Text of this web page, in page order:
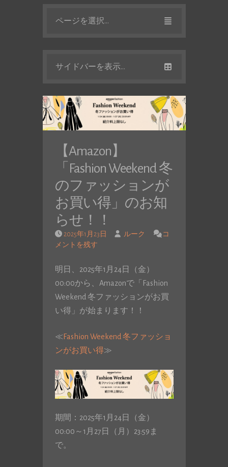
ページを選択...
サイドバーを表示...
【Amazon】
「Fashion Weekend 冬
のファッションが
お買い得」のお知
らせ！！
2025年1月23日 ルーク
コ
メントを残す
明日、2025年1月24日（金）
00:00から、Amazonで「Fashion
Weekend 冬ファッションがお買
い得」が始まります！！
≪ Fashion Weekend 冬ファッショ
ンがお買い得≫
期間：2025年1月24日（金）
00:00～1月27日（月）23:59ま
で。